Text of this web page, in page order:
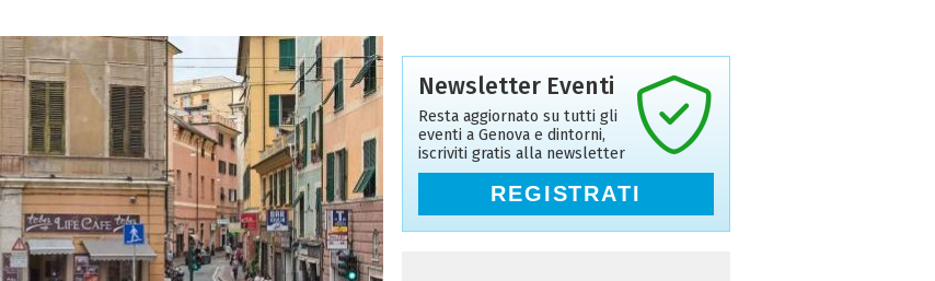
Newsletter Eventi
Resta aggiornato su tutti gli
eventi a Genova e dintorni,
iscriviti gratis alla newsletter
REGISTRATI